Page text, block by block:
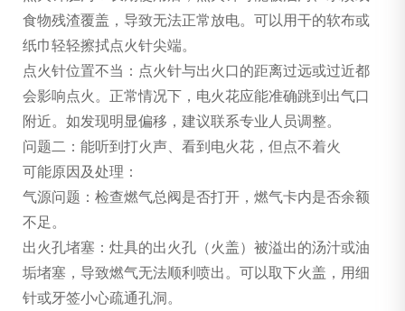
食物残渣覆盖，导致无法正常放电。可以用干的软布或
纸巾轻轻擦拭点火针尖端。
点火针位置不当：点火针与出火口的距离过远或过近都
会影响点火。正常情况下，电火花应能准确跳到出气口
附近。如发现明显偏移，建议联系专业人员调整。
问题二：能听到打火声、看到电火花，但点不着火
可能原因及处理：
气源问题：检查燃气总阀是否打开，燃气卡内是否余额
不足。
出火孔堵塞：灶具的出火孔（火盖）被溢出的汤汁或油
垢堵塞，导致燃气无法顺利喷出。可以取下火盖，用细
针或牙签小心疏通孔洞。